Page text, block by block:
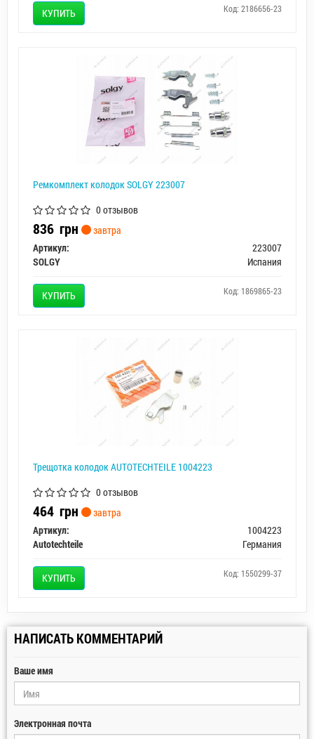
КУПИТЬ Код: 2186656-23
Ремкомплект колодок SOLGY 223007
0 отзывов
836 грн
завтра
Артикул:
223007
SOLGY
Испания
КУПИТЬ Код: 1869865-23
Трещотка колодок AUTOTECHTEILE 1004223
0 отзывов
464 грн
завтра
Артикул:
1004223
Autotechteile
Германия
КУПИТЬ Код: 1550299-37
НАПИСАТЬ КОММЕНТАРИЙ
Ваше имя
Электронная почта